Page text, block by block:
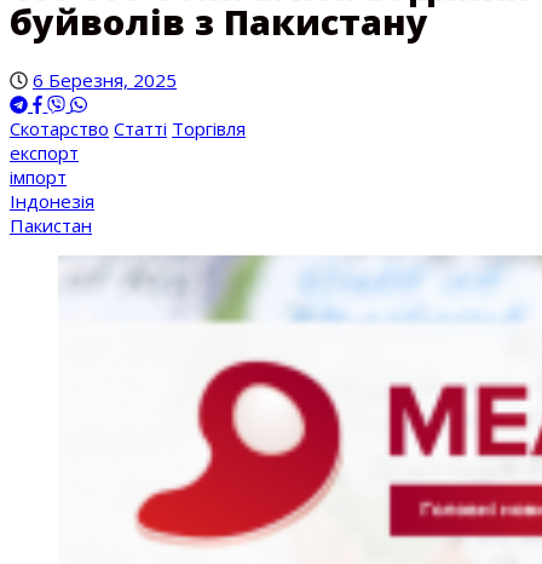
буйволів з Пакистану
6 Березня, 2025
Скотарство Статті Торгівля
експорт
імпорт
Індонезія
Пакистан